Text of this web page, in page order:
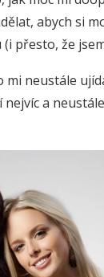
abych si
přesto, že
neustále
a